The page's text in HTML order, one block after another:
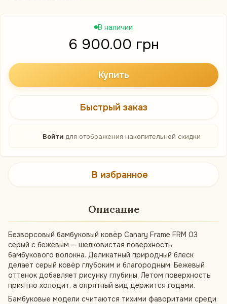
В наличии
6 900.00 грн
Купить
Быстрый заказ
Войти для отображения накопительной скидки
В избранное
Описание
Безворсовый бамбуковый ковёр Canary Frame FRM 03
серый с бежевым — шелковистая поверхность
бамбукового волокна. Деликатный природный блеск
делает серый ковёр глубоким и благородным. Бежевый
оттенок добавляет рисунку глубины. Летом поверхность
приятно холодит, а опрятный вид держится годами.
Бамбуковые модели считаются тихими фаворитами среди